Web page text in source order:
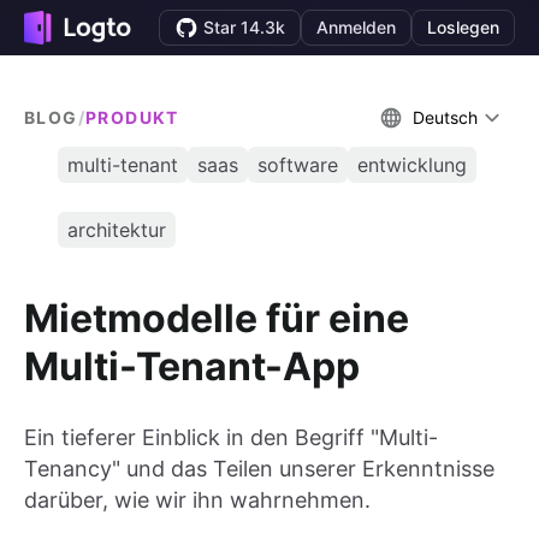
Star 14.3k Anmelden Loslegen
BLOG /PRODUKT Deutsch
multi-tenant saas software entwicklung
architektur
Mietmodelle für eine
Multi-Tenant-App
Ein tieferer Einblick in den Begriff "Multi-
Tenancy" und das Teilen unserer Erkenntnisse
darüber, wie wir ihn wahrnehmen.